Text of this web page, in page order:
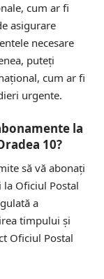
cum ar fi
asigurare
necesare
puteți
cum ar fi
urgente.
la
10?
să vă abonați
Oficiul Postal
a
timpului și
Oficiul Postal